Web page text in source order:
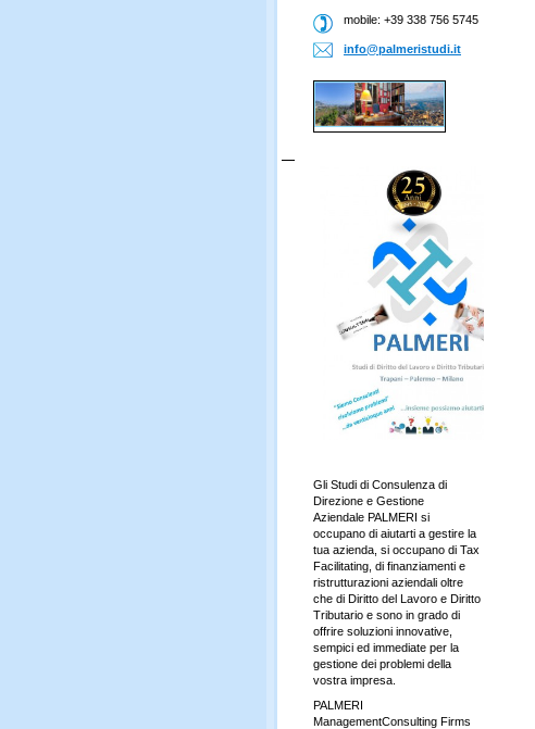
mobile: +39 338 756 5745
info@palmeristudi.it
Gli Studi di Consulenza di
Direzione e Gestione
Aziendale PALMERI si
occupano di aiutarti a gestire la
tua azienda, si occupano di Tax
Facilitating, di finanziamenti e
ristrutturazioni aziendali oltre
che di Diritto del Lavoro e Diritto
Tributario e sono in grado di
offrire soluzioni innovative,
sempici ed immediate per la
gestione dei problemi della
vostra impresa.
PALMERI
ManagementConsulting Firms